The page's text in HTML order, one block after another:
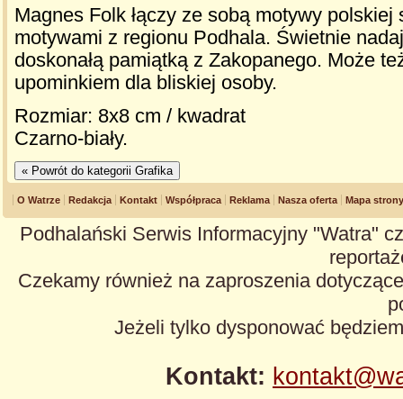
Magnes Folk łączy ze sobą motywy polskiej
motywami z regionu Podhala. Świetnie
doskonałą pamiątką z Zakopanego. Może
upominkiem dla bliskiej osoby.
Rozmiar: 8x8 cm / kwadrat
Czarno-biały.
O Watrze Redakcja Kontakt Współpraca Reklama Nasza oferta Mapa strony
Podhalański Serwis Informacyjny "Watra"
Czekamy również na zaproszenia
Jeżeli tylko dysponować
Kontakt: